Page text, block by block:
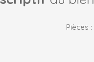
Pièces :